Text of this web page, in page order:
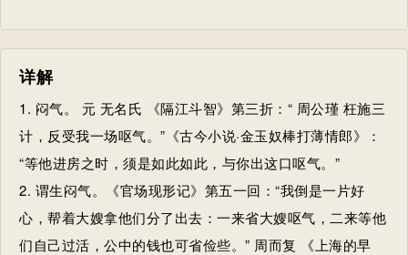
详解
1. 闷气。 元 无名氏 《隔江斗智》第三折：“ 周公瑾 枉施三
计，反受我一场呕气。”《古今小说·金玉奴棒打薄情郎》：
“等他进房之时，须是如此如此，与你出这口呕气。”
2. 谓生闷气。《官场现形记》第五一回：“我倒是一片好
心，帮着大嫂拿他们分了出去：一来省大嫂呕气，二来等他
们自己过活，公中的钱也可省俭些。” 周而复 《上海的早